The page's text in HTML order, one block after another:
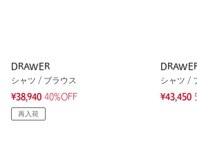
DRAWER
シャツ / ブラウス
¥38,940 40%OFF
再入荷
シャツ /
¥43,450